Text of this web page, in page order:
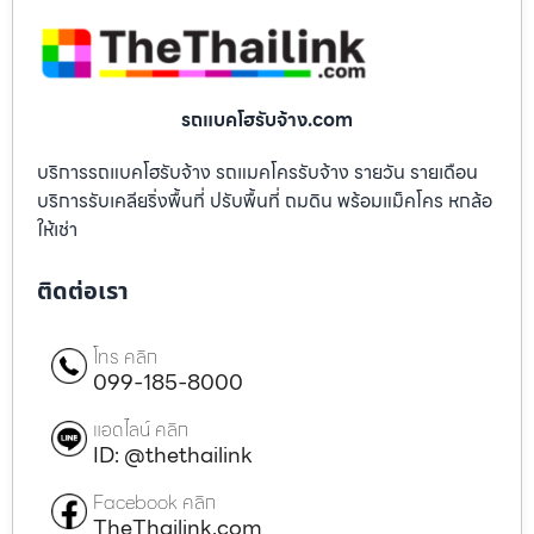
รถแบคโฮรับจ้าง.com
บริการรถแบคโฮรับจ้าง รถแมคโครรับจ้าง รายวัน รายเดือน
บริการรับเคลียริ่งพื้นที่ ปรับพื้นที่ ถมดิน พร้อมแม็คโคร หกล้อ
ให้เช่า
ติดต่อเรา
โทร คลิก
099-185-8000
แอดไลน์ คลิก
ID: @thethailink
Facebook คลิก